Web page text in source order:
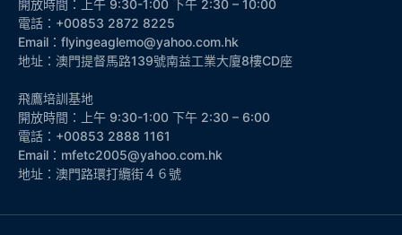
開放時間：上午 9:30-1:00 下午 2:30 – 10:00
電話：+00853 2872 8225
Email：flyingeaglemo@yahoo.com.hk
地址：澳門提督馬路139號南益工業大廈8樓CD座
飛鷹培訓基地
開放時間：上午 9:30-1:00 下午 2:30 – 6:00
電話：+00853 2888 1161
Email：mfetc2005@yahoo.com.hk
地址：澳門路環打纜街４６號